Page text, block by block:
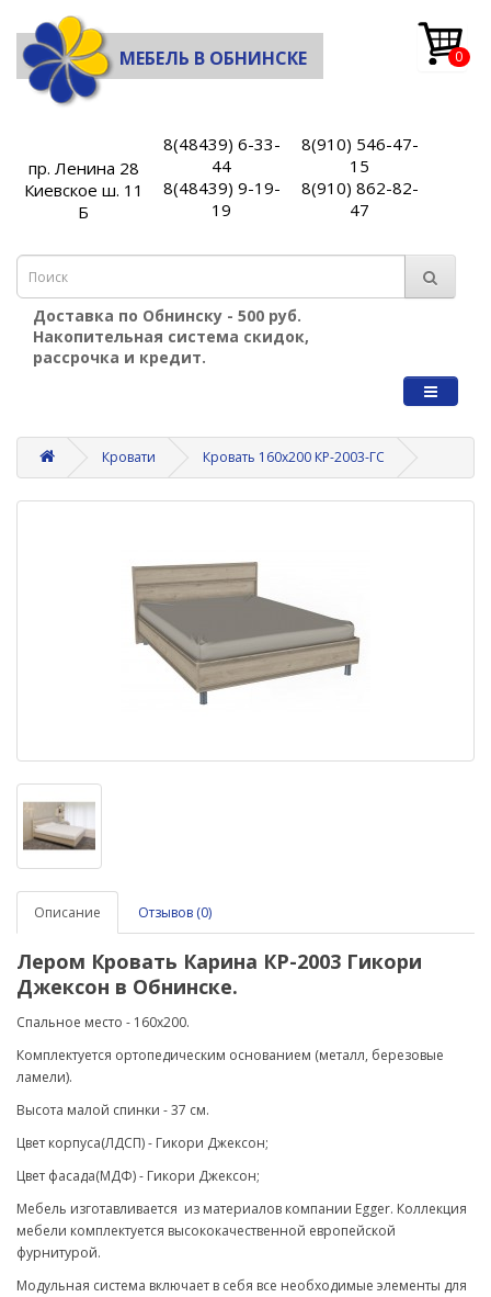
МЕБЕЛЬ В ОБНИНСКЕ 0
пр. Ленина 28
Киевское ш. 11
Б
8(48439) 6-33-
44
8(48439) 9-19-
19
8(910) 546-47-
15
8(910) 862-82-
47
Доставка по Обнинску - 500 руб.
Накопительная система скидок,
рассрочка и кредит.
Кровати Кровать 160х200 КР-2003-ГС
Описание Отзывов (0)
Лером Кровать Карина КР-2003 Гикори
Джексон в Обнинске.
Спальное место - 160х200.
Комплектуется ортопедическим основанием (металл, березовые
ламели).
Высота малой спинки - 37 см.
Цвет корпуса(ЛДСП) - Гикори Джексон;
Цвет фасада(МДФ) - Гикори Джексон;
Мебель изготавливается из материалов компании Egger. Коллекция
мебели комплектуется высококачественной европейской
фурнитурой.
Модульная система включает в себя все необходимые элементы для